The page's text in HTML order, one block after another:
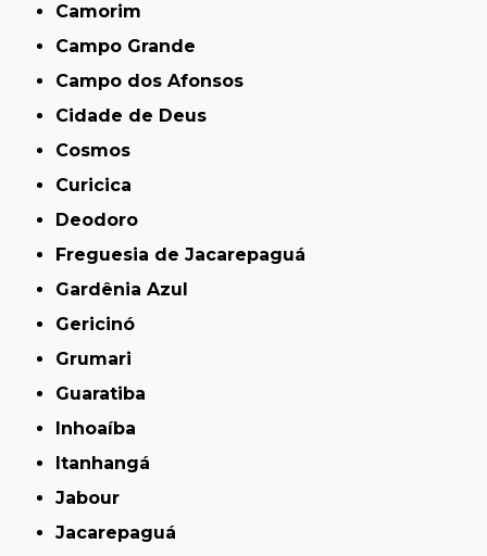
Camorim
Campo Grande
Campo dos Afonsos
Cidade de Deus
Cosmos
Curicica
Deodoro
Freguesia de Jacarepaguá
Gardênia Azul
Gericinó
Grumari
Guaratiba
Inhoaíba
Itanhangá
Jabour
Jacarepaguá